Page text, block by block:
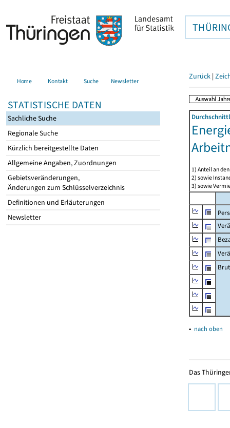
Home Kontakt Suche Newsletter
STATISTISCHE DATEN
Sachliche Suche
Regionale Suche
Kürzlich bereitgestellte Daten
Allgemeine Angaben, Zuordnungen
Gebietsveränderungen,
Änderungen zum Schlüsselverzeichnis
Definitionen und Erläuterungen
Newsletter
Zurück |
1) Anteil an
2) sowie
3) sowie
▴ nach oben
Das